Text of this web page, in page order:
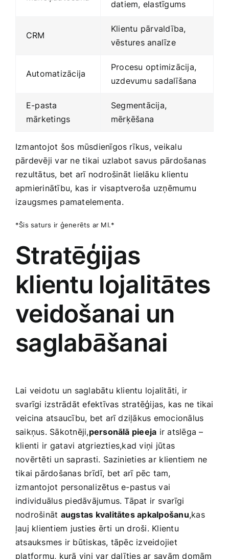
datiem, elastīgums
CRM
Klientu pārvaldība,
vēstures analīze
Automatizācija
Procesu optimizācija,
uzdevumu sadalīšana
E-pasta
mārketings
Segmentācija,⁤
mērķēšana
Izmantojot šos mūsdienīgos rīkus, veikalu
pārdevēji var ne tikai uzlabot savus pārdošanas
rezultātus, bet arī nodrošināt ​lielāku klientu
apmierinātību, ⁣kas ir⁤ visaptveroša uzņēmumu
izaugsmes pamatelementa.
*Šis saturs ir ģenerēts ar MI.*
Stratēģijas
klientu⁣ lojalitātes
veidošanai un
saglabāšanai
Lai veidotu un saglabātu klientu lojalitāti, ir
svarīgi izstrādāt efektīvas stratēģijas, kas​ ne tikai
veicina atsaucību, bet arī dziļākus emocionālus
saikņus. Sākotnēji,personālā pieeja ir atslēga –
klienti ⁢ir gatavi atgriezties,kad viņi⁣ jūtas
novērtēti un saprasti. Sazinieties ar ⁤klientiem ne
tikai pārdošanas brīdī, bet arī pēc tam,
izmantojot personalizētus e-pastus vai
individuālus piedāvājumus. Tāpat ir svarīgi
nodrošināt augstas kvalitātes apkalpošanu,kas
ļauj klientiem justies ērti un droši. ​Klientu⁣
atsauksmes ir būtiskas, tāpēc izveidojiet
platformu, kurā viņi var dalīties ar savām domām